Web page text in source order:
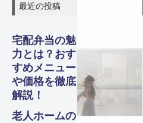
最近の投稿
宅配弁当の魅
力とは？おす
すめメニュー
や価格を徹底
解説！
老人ホームの
ガジェ
ット
スピリ
チュア
ビジネ
ス
ファイ
ナンス
グル
メ・フ
旅行
美容・
健康
Other
S
ガジェ
ット
スピリ
チュア
ビジネ
ス
ファイ
ナンス
グル
メ・フ
旅行
美容・
健康
Other
S
ガジェ
ット
スピリ
チュア
ビジネ
ス
ファイ
ナンス
グル
メ・フ
旅行
美容・
健康
Other
S